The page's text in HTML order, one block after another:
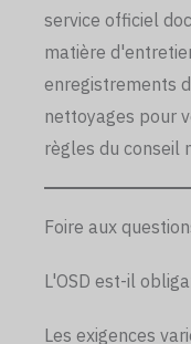
service officiel
matière
enregistrements
nettoyages pour
règles du conseil
Foire aux
L'OSD est-il
Les exigences